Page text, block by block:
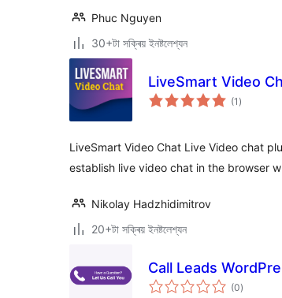
Phuc Nguyen
30+টা সক্ৰিয় ইনষ্টলেশ্যন
LiveSmart Video
(1 টা
মুঠ)
LiveSmart Video Chat Live Video chat
establish live video chat in the browser
Nikolay Hadzhidimitrov
20+টা সক্ৰিয় ইনষ্টলেশ্যন
Call Leads
(0টা
মুঠ)